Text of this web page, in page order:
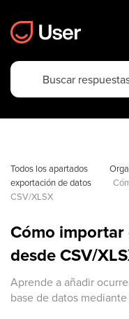
Todos los apartados
exportación de datos
CSV/XLSX
Cómo
desde CSV/
Aprende a añadir
base de datos